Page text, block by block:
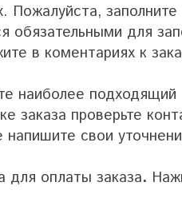
Пожалуйста,
обязательными для
в коментариях к
наиболее
заказа проверьте
свои
для оплаты заказа.